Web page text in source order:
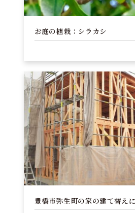
お庭の植栽：シラカシ
豊橋市弥生町の家の建て替え